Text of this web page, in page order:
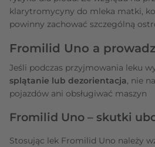
klarytromycyny do mleka matki,
powinny zachować szczególną
Fromilid Uno a
Jeśli podczas przyjmowania leku
splątanie lub dezorientacja, nie
pojazdów ani obsługiwać maszyn
Fromilid Uno – skutki
Stosując lek Fromilid Uno należy